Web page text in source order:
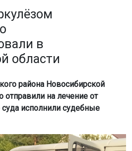
в
области
района Новосибирской
отправили на лечение от
исполнили судебные